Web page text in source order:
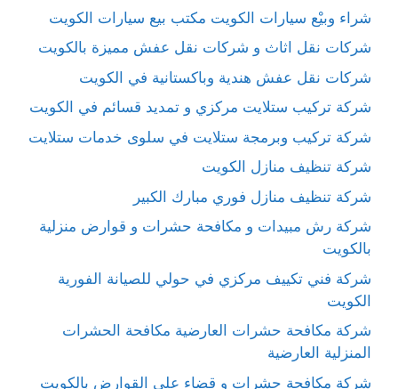
شراء وبيْع سيارات الكويت مكتب بيع سيارات الكويت
شركات نقل اثاث و شركات نقل عفش مميزة بالكويت
شركات نقل عفش هندية وباكستانية في الكويت
شركة تركيب ستلايت مركزي و تمديد قسائم في الكويت
شركة تركيب وبرمجة ستلايت في سلوى خدمات ستلايت
شركة تنظيف منازل الكويت
شركة تنظيف منازل فوري مبارك الكبير
شركة رش مبيدات و مكافحة حشرات و قوارض منزلية
بالكويت
شركة فني تكييف مركزي في حولي للصيانة الفورية
الكويت
شركة مكافحة حشرات العارضية مكافحة الحشرات
المنزلية العارضية
شركة مكافحة حشرات و قضاء على القوارض بالكويت